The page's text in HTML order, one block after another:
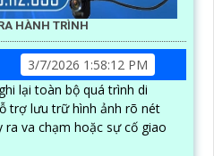
HÀNH TRÌNH
3/7/2026 1:58:12 PM
lại toàn bộ quá trình di
trợ lưu trữ hình ảnh rõ nét
ra va chạm hoặc sự cố giao